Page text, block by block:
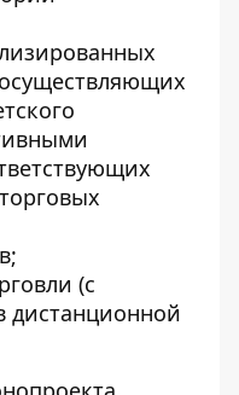
(с
дистанционной